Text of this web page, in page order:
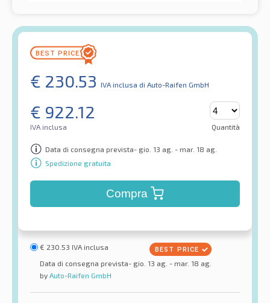
€ 230.53 IVA inclusa di Auto-Raifen GmbH
€ 922.12
IVA inclusa Quantità
Data di consegna prevista- gio. 13 ag. - mar. 18 ag.
Spedizione gratuita
Compra
€ 230.53 IVA inclusa
Data di consegna prevista- gio. 13 ag. - mar. 18 ag.
by Auto-Raifen GmbH